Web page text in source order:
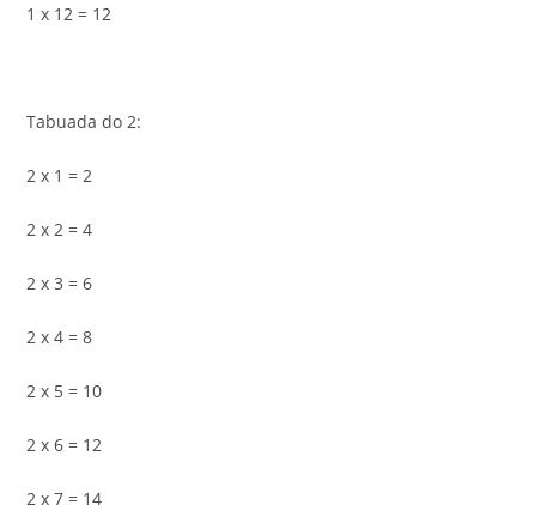
1 x 12 = 12
Tabuada do 2:
2 x 1 = 2
2 x 2 = 4
2 x 3 = 6
2 x 4 = 8
2 x 5 = 10
2 x 6 = 12
2 x 7 = 14